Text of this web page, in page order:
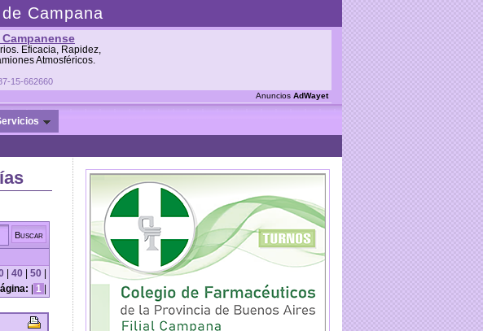
Campana
Eficacia, Rapidez,
Atmosféricos.
15-662660
Anuncios AdWayet
| 40| 50|
1